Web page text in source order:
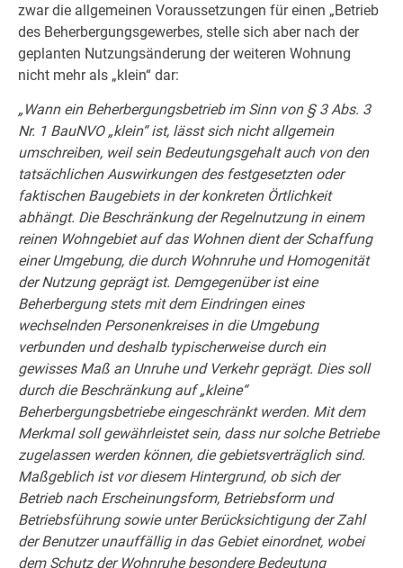
zwar die allgemeinen Voraussetzungen für einen „Betrieb
des Beherbergungsgewerbes, stelle sich aber nach der
geplanten Nutzungsänderung der weiteren Wohnung
nicht mehr als „klein“ dar:
„Wann ein Beherbergungsbetrieb im Sinn von § 3 Abs. 3
Nr. 1 BauNVO „klein“ ist, lässt sich nicht allgemein
umschreiben, weil sein Bedeutungsgehalt auch von den
tatsächlichen Auswirkungen des festgesetzten oder
faktischen Baugebiets in der konkreten Örtlichkeit
abhängt. Die Beschränkung der Regelnutzung in einem
reinen Wohngebiet auf das Wohnen dient der Schaffung
einer Umgebung, die durch Wohnruhe und Homogenität
der Nutzung geprägt ist. Demgegenüber ist eine
Beherbergung stets mit dem Eindringen eines
wechselnden Personenkreises in die Umgebung
verbunden und deshalb typischerweise durch ein
gewisses Maß an Unruhe und Verkehr geprägt. Dies soll
durch die Beschränkung auf „kleine“
Beherbergungsbetriebe eingeschränkt werden. Mit dem
Merkmal soll gewährleistet sein, dass nur solche Betriebe
zugelassen werden können, die gebietsverträglich sind.
Maßgeblich ist vor diesem Hintergrund, ob sich der
Betrieb nach Erscheinungsform, Betriebsform und
Betriebsführung sowie unter Berücksichtigung der Zahl
der Benutzer unauffällig in das Gebiet einordnet, wobei
dem Schutz der Wohnruhe besondere Bedeutung